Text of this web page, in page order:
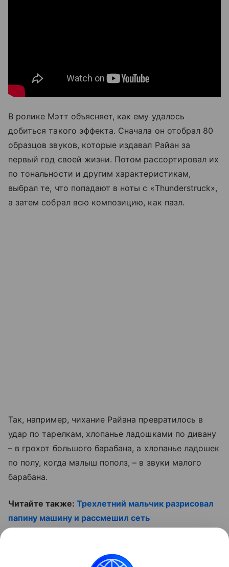
В ролике Мэтт объясняет, как ему удалось
добиться такого эффекта. Сначала он отобрал 80
образцов звуков, которые издавал Райан за
первый год своей жизни. Потом рассортировал их
по тональности и другим характеристикам,
выбрал те, что попадают в ноты с «Thunderstruck»,
а затем собрал всю композицию, как пазл.
Так, например, чихание Райана превратилось в
удар по тарелкам, хлопанье ладошками по дивану
– в грохот большого барабана, а хлопанье ладошек
по полу, когда малыш пополз, – в звуки малого
барабана.
Читайте также: Трехлетний мальчик разрисовал
папину машину и рассмешил сеть